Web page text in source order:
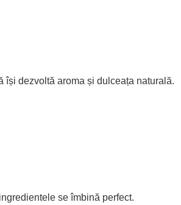
își dezvoltă aroma și dulceața naturală.
se îmbină perfect.